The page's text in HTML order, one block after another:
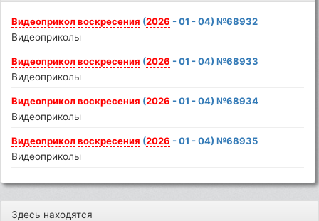
Видеоприкол воскресения (2026 - 01 - 04) №68932
Видеоприколы
Видеоприкол воскресения (2026 - 01 - 04) №68933
Видеоприколы
Видеоприкол воскресения (2026 - 01 - 04) №68934
Видеоприколы
Видеоприкол воскресения (2026 - 01 - 04) №68935
Видеоприколы
Здесь находятся